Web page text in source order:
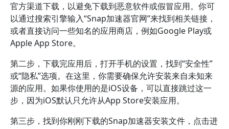
官方渠道下载，以避免下载到恶意软件或假冒应用。你可
以通过搜索引擎输入“Snap加速器官网”来找到相关链接，
或者直接访问一些知名的应用商店，例如Google Play或
Apple App Store。
第二步，下载完应用后，打开手机的设置，找到“安全性”
或“隐私”选项。在这里，你需要确保允许安装来自未知来
源的应用。如果你使用的是iOS设备，可以直接跳过这一
步，因为iOS默认只允许从App Store安装应用。
第三步，找到你刚刚下载的Snap加速器安装文件，点击进